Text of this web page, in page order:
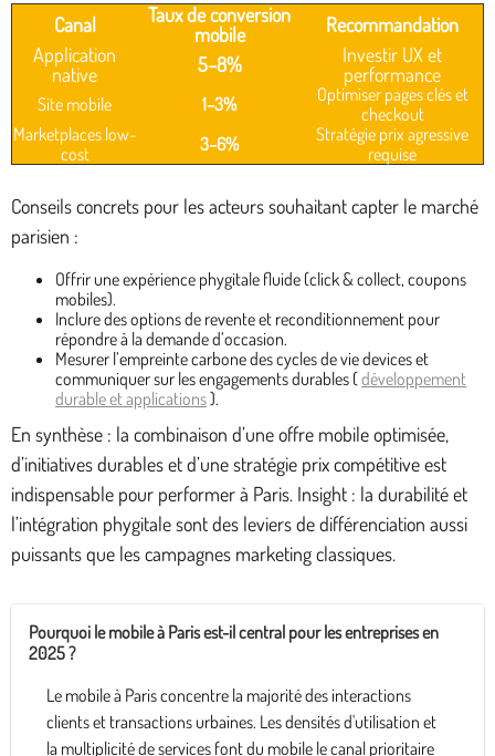
Canal
Taux de conversion
mobile
Recommandation
Application
native
5–8%
Investir UX et
performance
Site mobile 1–3%
Optimiser pages clés et
checkout
Marketplaces low-
cost
3–6%
Stratégie prix agressive
requise
Conseils concrets pour les acteurs souhaitant capter le marché
parisien :
Offrir une expérience phygitale fluide (click & collect, coupons
mobiles).
Inclure des options de revente et reconditionnement pour
répondre à la demande d’occasion.
Mesurer l’empreinte carbone des cycles de vie devices et
communiquer sur les engagements durables (développement
durable et applications).
En synthèse : la combinaison d’une offre mobile optimisée,
d’initiatives durables et d’une stratégie prix compétitive est
indispensable pour performer à Paris. Insight : la durabilité et
l’intégration phygitale sont des leviers de différenciation aussi
puissants que les campagnes marketing classiques.
Pourquoi le mobile à Paris est-il central pour les entreprises en
2025 ?
Le mobile à Paris concentre la majorité des interactions
clients et transactions urbaines. Les densités d'utilisation et
la multiplicité de services font du mobile le canal prioritaire